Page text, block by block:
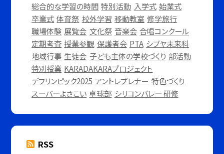
総合的な学習の時間 特別活動 入学式 始業式
卒業式 体育祭 校外学習 移動教室 修学旅行
職場体験 展覧会 文化祭 音楽会 合唱コンクール
定期考査 授業参観 保護者会 PTA シブヤ未来科
地域行事 生徒会 子ども主体の学校づくり 部活動
特別授業 KARADAKARAプロジェクト
デフリンピック2025 アントレプレナー 特色づくり
スーパーよさこい 卓球部 シリコンバレー 研修
RSS